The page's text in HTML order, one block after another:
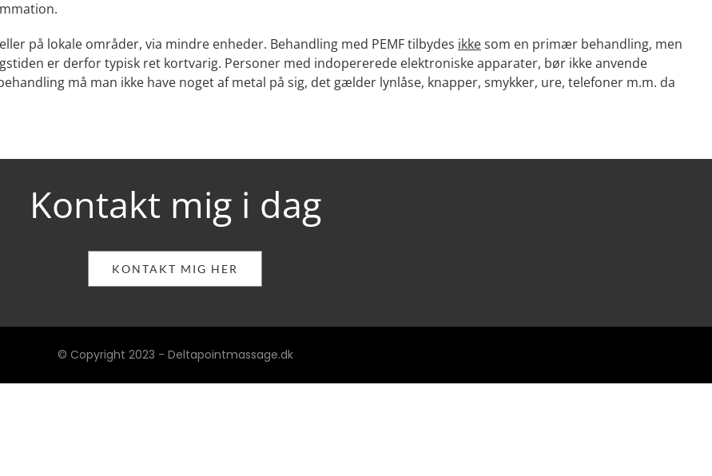
på lokale områder, via mindre enheder. Behandling med PEMF tilbydes ikkesom en primær behandling, men
er derfor typisk ret kortvarig. Personer med indopererede elektroniske apparater, bør ikke anvende
må man ikke have noget af metal på sig, det gælder lynlåse, knapper, smykker, ure, telefoner m.m. da
Kontakt mig i dag
KONTAKT MIG HER
© Copyright 2023 - Deltapointmassage.dk